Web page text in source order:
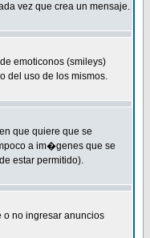
vez que crea un mensaje.
emoticonos (smileys)
del uso de los mismos.
que quiere que se
a im�genes que se
estar permitido).
o no ingresar anuncios